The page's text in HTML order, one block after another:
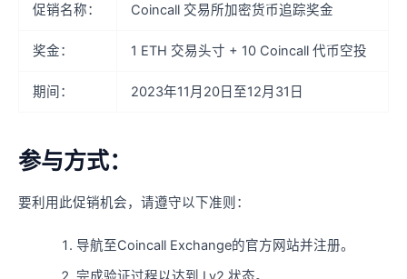
促销名称： Coincall 交易所加密货币追踪奖金
奖金： 1 ETH 交易头寸 + 10 Coincall 代币空投
期间： 2023年11月20日至12月31日
参与方式：
要利用此促销机会，请遵守以下准则：
导航至Coincall Exchange的官方网站并注册。